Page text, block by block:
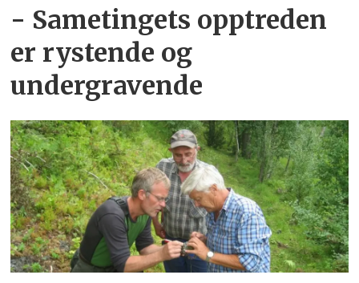
- Sametingets opptreden
er rystende og
undergravende